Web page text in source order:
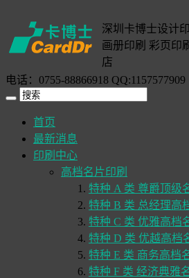
深圳卡博士设计
画册印刷 彩页印
店
电话：0755-88866918 QQ:1157577909
首页
最新消息
印刷中心
高档名片印刷
特种 A 类 尊爵顶级
特种 B 类 总经理高
特种 C 类 优雅高档
特种 D 类 优越高档
特种 E 类 商务高档
特种 F 类 经济典雅